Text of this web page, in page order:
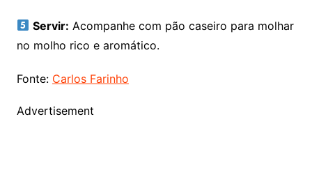
Servir: Acompanhe com pão caseiro para molhar
no molho rico e aromático.
Fonte: Carlos Farinho
Advertisement